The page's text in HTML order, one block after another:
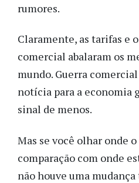
rumores.
Claramente, as tarifas e
comercial abalaram os
mundo. Guerra
notícia para a economia
sinal de menos.
Mas se você olhar onde
comparação com onde
não houve uma